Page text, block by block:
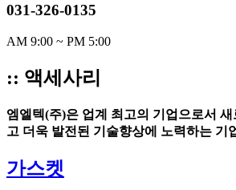
031-326-0135
AM 9:00 ~ PM 5:00
:: 액세사리
엠엘텍(주)은 업계 최고의 기업으로서
고 더욱 발전된 기술향상에 노력하는 기
가스켓